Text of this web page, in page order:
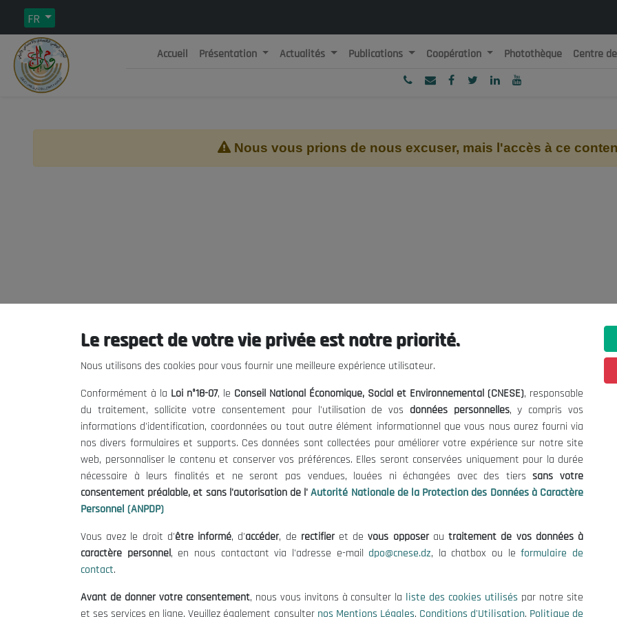
FR
République Algérienne Démocratique et Populaire
Accueil Présentation Actualités Publications Coopération Photothèque Centre
Nous vous prions de nous excuser, mais l'accès à ce
Le CNESE
Le président
Organisation
Publications
Informations utiles
Mentions Légales
Conditions d'Utilisation
Politique de Protection des Données
Politique des Cookies
contact@cnese.dz
Suggestions ou Initiatives ?
Newsletter
Inscrivez-vous, soyez le premier à
nos dernières nouvelles.
Suivez-Nous!
© 2026 Conseil National Économique, Social et Environnemental
Le respect de votre vie privée est notre priorité.
Nous utilisons des cookies pour vous fournir une meilleure expérience utilisateur.
Conformément à la Loi n°18-07, le Conseil National Économique, Social et Environnemental (CNESE), responsable
du traitement, sollicite votre consentement pour l'utilisation de vos données personnelles, y compris vos
informations d'identification, coordonnées ou tout autre élément informationnel que vous nous aurez fourni via
nos divers formulaires et supports. Ces données sont collectées pour améliorer votre expérience sur notre site
web, personnaliser le contenu et conserver vos préférences. Elles seront conservées uniquement pour la durée
nécessaire à leurs finalités et ne seront pas vendues, louées ni échangées avec des tierssans votre
consentement préalable, et sans l'autorisation de l' Autorité Nationale de la Protection des Données à Caractère
Personnel (ANPDP)
Vous avez le droit d'être informé, d'accéder, de rectifieret devous opposerautraitement de vos données à
caractère personnel, en nous contactant via l'adresse e-mail dpo@cnese.dz, la chatbox ou leformulaire de
contact.
Avant de donner votre consentement, nous vous invitons à consulter la liste des cookies utilisés par notre site
et ses services en ligne. Veuillez également consulter nos Mentions Légales, Conditions d'Utilisation, Politique de